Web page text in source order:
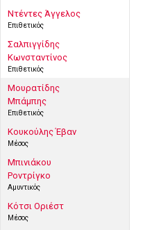
Ντέντες Άγγελος
Επιθετικός
Σαλπιγγίδης
Κωνσταντίνος
Επιθετικός
Μουρατίδης
Μπάμπης
Επιθετικός
Κουκούλης Έβαν
Μέσος
Μπινιάκου
Ροντρίγκο
Αμυντικός
Κότσι Οριέστ
Μέσος